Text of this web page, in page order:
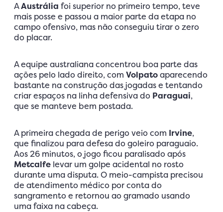
AAustrália foi superior no primeiro tempo, teve
mais posse e passou a maior parte da etapa no
campo ofensivo, mas não conseguiu tirar o zero
do placar.
A equipe australiana concentrou boa parte das
ações pelo lado direito, com Volpatoaparecendo
bastante na construção das jogadas e tentando
criar espaços na linha defensiva do Paraguai,
que se manteve bem postada.
A primeira chegada de perigo veio com Irvine,
que finalizou para defesa do goleiro paraguaio.
Aos 26 minutos, o jogo ficou paralisado após
Metcalfe levar um golpe acidental no rosto
durante uma disputa. O meio-campista precisou
de atendimento médico por conta do
sangramento e retornou ao gramado usando
uma faixa na cabeça.